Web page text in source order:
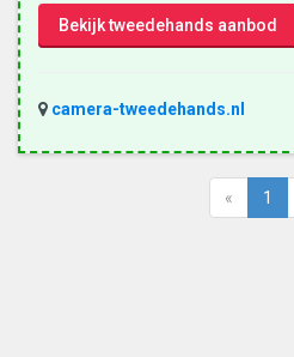
Bekijk tweedehands aanbod
camera-tweedehands.nl
« 1